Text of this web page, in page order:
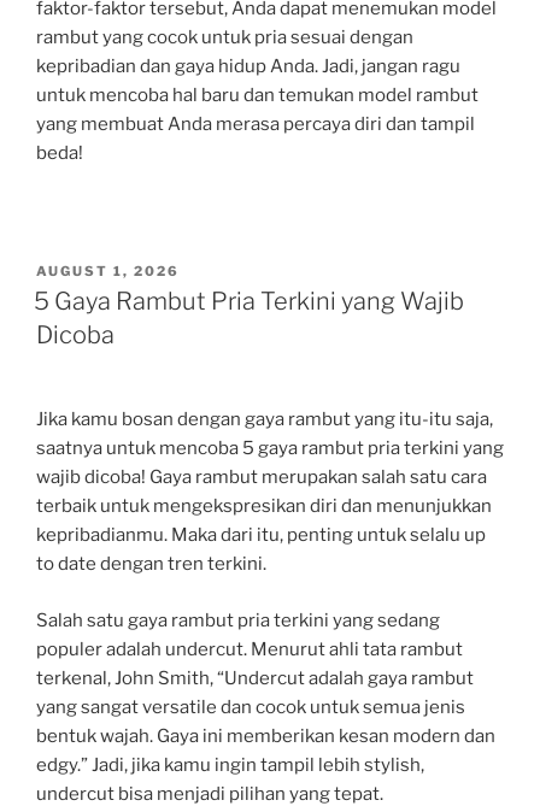
faktor-faktor tersebut, Anda dapat menemukan model
rambut yang cocok untuk pria sesuai dengan
kepribadian dan gaya hidup Anda. Jadi, jangan ragu
untuk mencoba hal baru dan temukan model rambut
yang membuat Anda merasa percaya diri dan tampil
beda!
POSTED
ON
AUGUST 1, 2026
5 Gaya Rambut Pria Terkini yang Wajib
Dicoba
Jika kamu bosan dengan gaya rambut yang itu-itu saja,
saatnya untuk mencoba 5 gaya rambut pria terkini yang
wajib dicoba! Gaya rambut merupakan salah satu cara
terbaik untuk mengekspresikan diri dan menunjukkan
kepribadianmu. Maka dari itu, penting untuk selalu up
to date dengan tren terkini.
Salah satu gaya rambut pria terkini yang sedang
populer adalah undercut. Menurut ahli tata rambut
terkenal, John Smith, “Undercut adalah gaya rambut
yang sangat versatile dan cocok untuk semua jenis
bentuk wajah. Gaya ini memberikan kesan modern dan
edgy.” Jadi, jika kamu ingin tampil lebih stylish,
undercut bisa menjadi pilihan yang tepat.